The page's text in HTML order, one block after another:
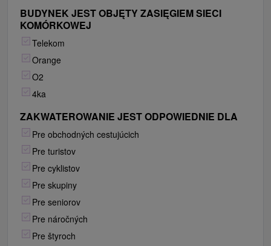
BUDYNEK JEST OBJĘTY ZASIĘGIEM SIECI
KOMÓRKOWEJ
Telekom
Orange
O2
4ka
ZAKWATEROWANIE JEST ODPOWIEDNIE DLA
Pre obchodných cestujúcich
Pre turistov
Pre cyklistov
Pre skupiny
Pre seniorov
Pre náročných
Pre štyroch